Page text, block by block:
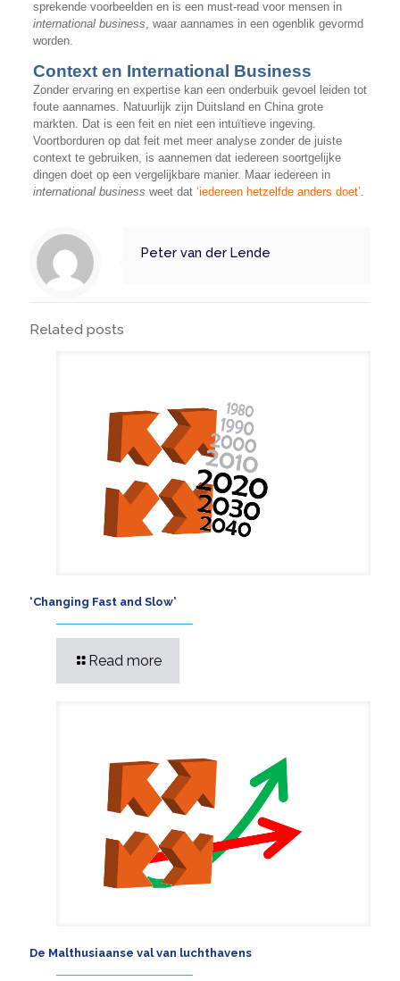
sprekende voorbeelden en is een must-read voor mensen in
international business, waar aannames in een ogenblik gevormd
worden.
Context en International Business
Zonder ervaring en expertise kan een onderbuik gevoel leiden tot
foute aannames. Natuurlijk zijn Duitsland en China grote
markten. Dat is een feit en niet een intuïtieve ingeving.
Voortborduren op dat feit met meer analyse zonder de juiste
context te gebruiken, is aannemen dat iedereen soortgelijke
dingen doet op een vergelijkbare manier. Maar iedereen in
international business weet dat ‘iedereen hetzelfde anders doet’.
Peter van der Lende
Related posts
‘Changing Fast and Slow’
Read more
De Malthusiaanse val van luchthavens